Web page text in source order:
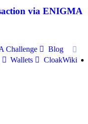
via ENIGMA
Challenge
Blog
Wallets CloakWiki